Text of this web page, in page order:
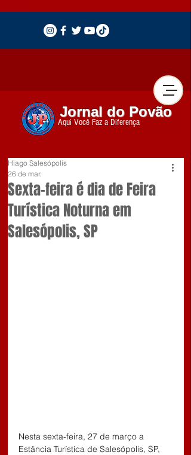
Jornal do Povão
Aqui Você Faz a Diferença
Sexta-feira é dia de Feira
Turística Noturna em
Salesópolis, SP
Hiago Salesópolis
26 de mar.
Nesta sexta-feira, 27 de março a
Estância Turística de Salesópolis, SP,